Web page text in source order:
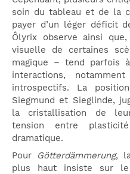
soin du tableau et de la
payer d’un léger déficit
Ôlyrix observe ainsi que,
visuelle de certaines
magique – tend parfois
interactions,
introspectifs. La
Siegmund et Sieglinde,
la cristallisation de
tension entre
dramatique.
Pour
Götterdämmerung,
plus haut insiste sur